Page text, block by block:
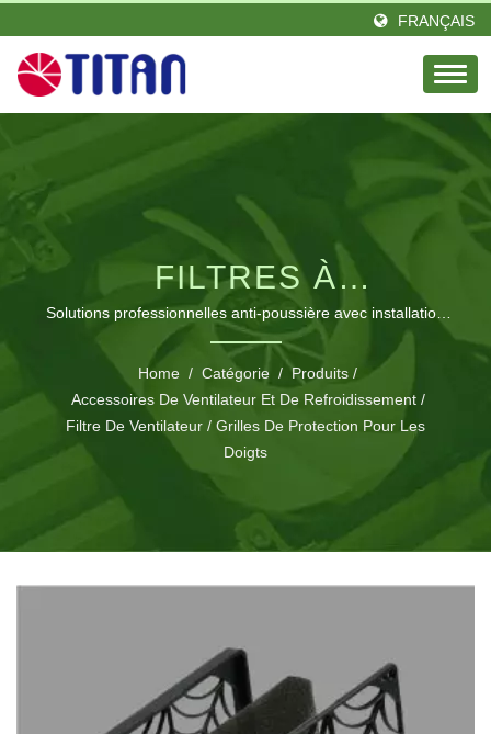
FRANÇAIS
FILTRES À
VENTILATEUR
MAGNÉTIQUES
AVANCÉS ET GRILLES
DE PROTECTION POUR
LES DOIGTS.
Solutions professionnelles anti-poussière avec installation
magnétique sans outil pour une protection et des
performances optimales des appareils.
Home / Catégorie / Produits /
Accessoires De Ventilateur Et De Refroidissement /
Filtre De Ventilateur / Grilles De Protection Pour Les
Doigts